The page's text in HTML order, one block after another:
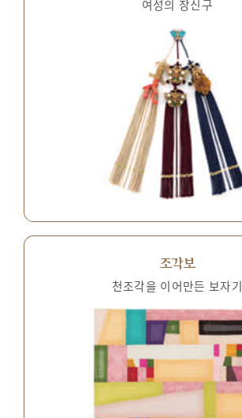
여성의 장신구
조각보
천조각을 이어만든 보자기